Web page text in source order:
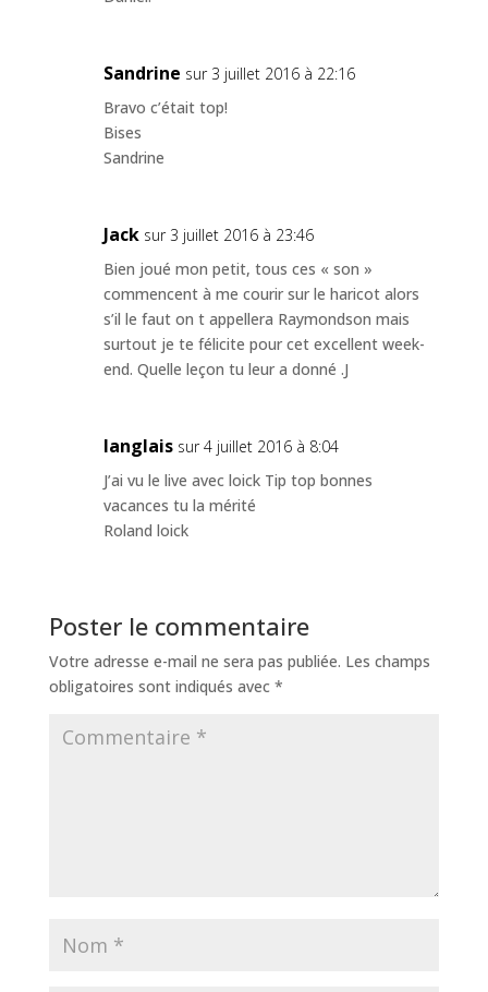
Sandrine sur 3 juillet 2016 à 22:16
Bravo c’était top!
Bises
Sandrine
Jack sur 3 juillet 2016 à 23:46
Bien joué mon petit, tous ces « son »
commencent à me courir sur le haricot alors
s’il le faut on t appellera Raymondson mais
surtout je te félicite pour cet excellent week-
end. Quelle leçon tu leur a donné .J
langlais sur 4 juillet 2016 à 8:04
J’ai vu le live avec loick Tip top bonnes
vacances tu la mérité
Roland loick
Poster le commentaire
Votre adresse e-mail ne sera pas publiée. Les champs
obligatoires sont indiqués avec *